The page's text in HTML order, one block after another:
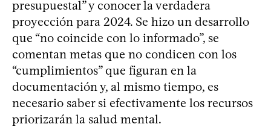
presupuestal” y conocer la verdadera
proyección para 2024. Se hizo un desarrollo
que “no coincide con lo informado”, se
comentan metas que no condicen con los
“cumplimientos” que figuran en la
documentación y, al mismo tiempo, es
necesario saber si efectivamente los recursos
priorizarán la salud mental.